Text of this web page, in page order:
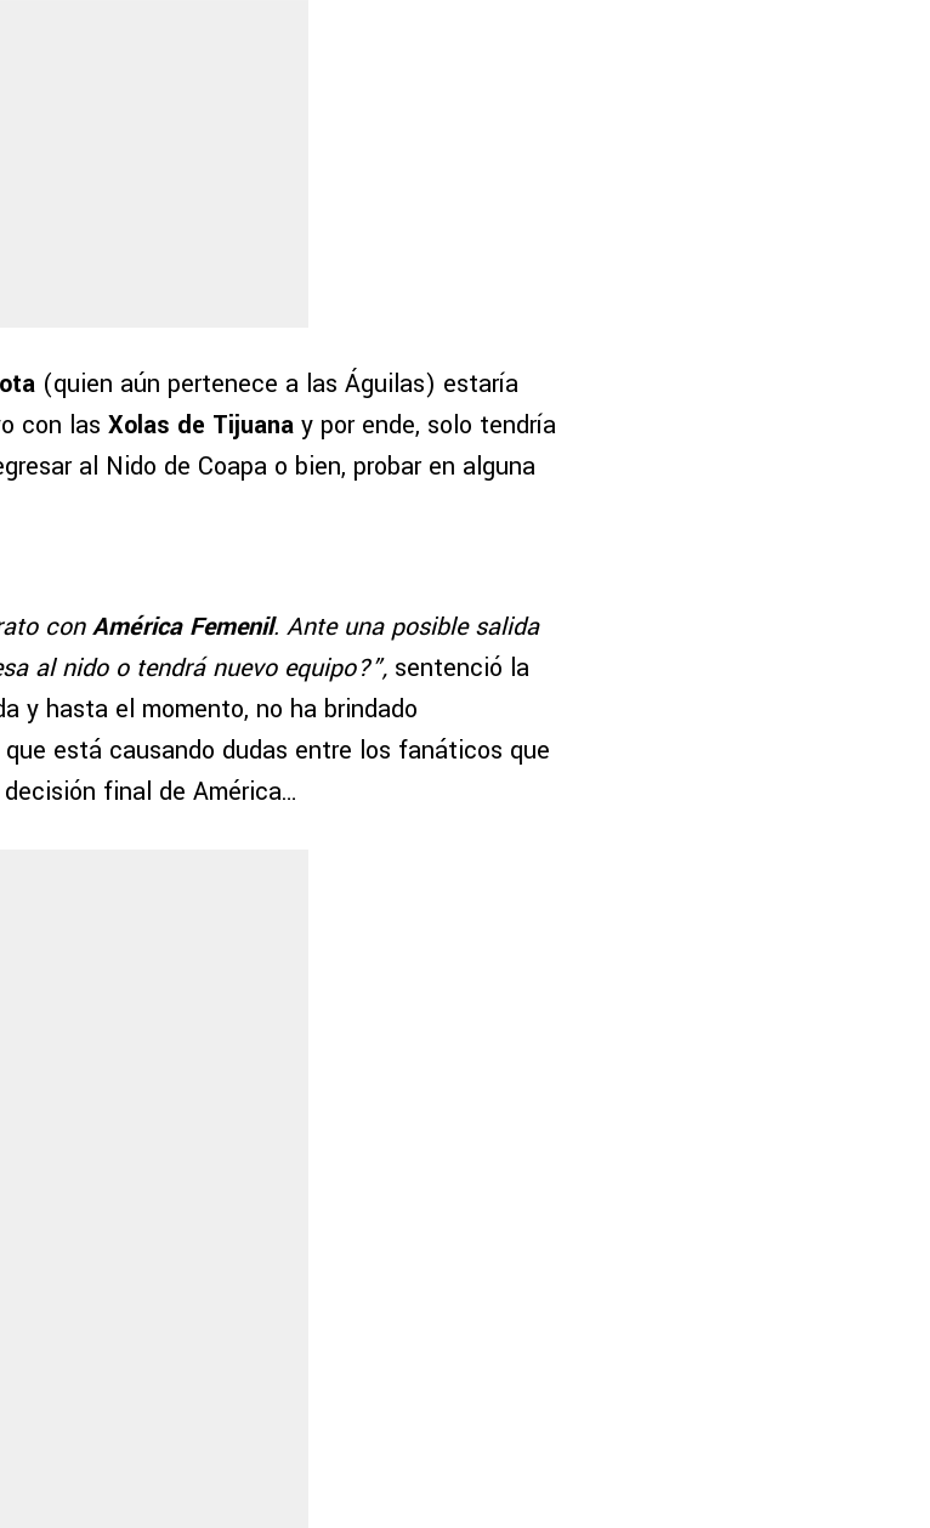
(quien aún pertenece a las Águilas) estaría
con las Xolas de Tijuana y por ende, solo tendría
al Nido de Coapa o bien, probar en alguna
conAmérica Femenil. Ante una posible salida
al nido o tendrá nuevo equipo?”, sentenció la
y hasta el momento, no ha brindado
está causando dudas entre los fanáticos que
final de América…